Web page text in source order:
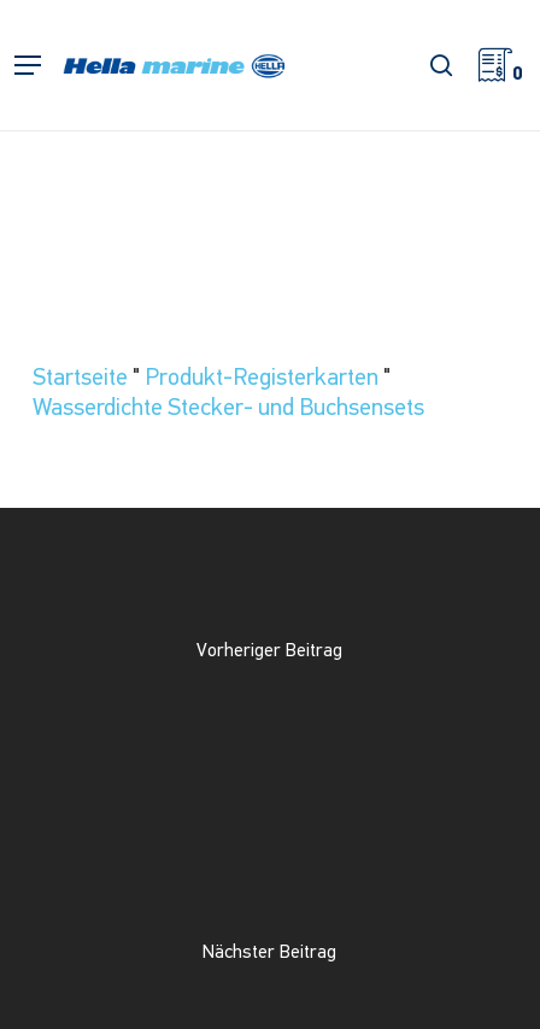
springen
Menü Suche
0
Startseite " Produkt-Registerkarten "
Wasserdichte Stecker- und Buchsensets
Vorheriger Beitrag
Nächster Beitrag